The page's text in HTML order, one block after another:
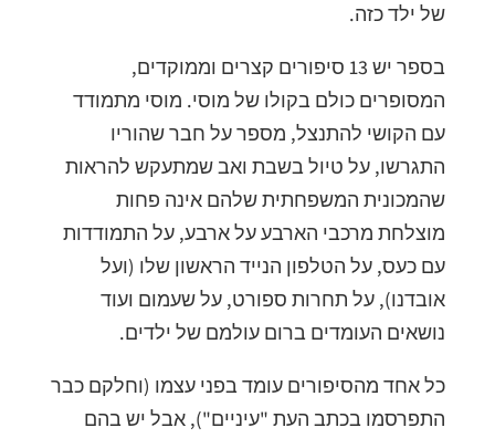
של ילד כזה.
בספר יש 13 סיפורים קצרים וממוקדים,
המסופרים כולם בקולו של מוסי. מוסי מתמודד
עם הקושי להתנצל, מספר על חבר שהוריו
התגרשו, על טיול בשבת ואב שמתעקש להראות
שהמכונית המשפחתית שלהם אינה פחות
מוצלחת מרכבי הארבע על ארבע, על התמודדות
עם כעס, על הטלפון הנייד הראשון שלו (ועל
אובדנו), על תחרות ספורט, על שעמום ועוד
נושאים העומדים ברום עולמם של ילדים.
כל אחד מהסיפורים עומד בפני עצמו (וחלקם כבר
התפרסמו בכתב העת "עיניים"), אבל יש בהם